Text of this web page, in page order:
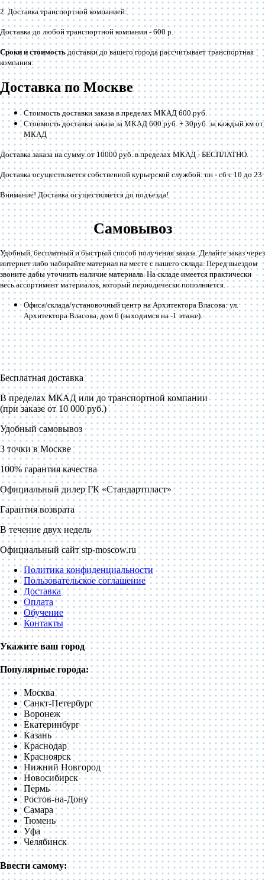
2. Доставка транспортной компанией:
Доставка до любой транспортной компании -600 р
Сроки и стоимостьдоставки до вашего города рассчитывает транспортная
компания.
Доставка по Москве
Стоимость доставки заказа в пределах МКАД 600 руб.
Стоимость доставки заказа за МКАД 600 руб. + 30руб. за каждый км от
МКАД
Доставка заказа на сумму от 10000 руб. в пределах МКАД - БЕСПЛАТНО
Доставка осуществляется собственной курьерской службой: пн - сб с 10 до 23
Внимание! Доставка осуществляется до подъезда!
Самовывоз
Удобный, бесплатный и быстрый способ получения заказа. Делайте заказ через
интернет либо набирайте материал на месте с нашего склада. Перед выездом
звоните дабы уточнить наличие материала. На складе имеется практически
весь ассортимент материалов, который периодически пополняется.
Офиса/склада/установочный центр на Архитектора Власова: ул.
Архитектора Власова, дом 6 (находимся на -1 этаже).
Бесплатная доставка
В пределах МКАД или до транспортной компании
(при заказе от 10 000 руб.)
Удобный самовывоз
3 точки в Москве
100% гарантия качества
Официальный дилер ГК «Стандартпласт»
Гарантия возврата
В течение двух недель
Официальный сайт stp-moscow.ru
Политика конфиденциальности
Пользовательское соглашение
Доставка
Оплата
Обучение
Контакты
Укажите ваш город
Популярные города:
Москва
Санкт-Петербург
Воронеж
Екатеринбург
Казань
Краснодар
Красноярск
Нижний Новгород
Новосибирск
Пермь
Ростов-на-Дону
Самара
Тюмень
Уфа
Челябинск
Ввести самому: